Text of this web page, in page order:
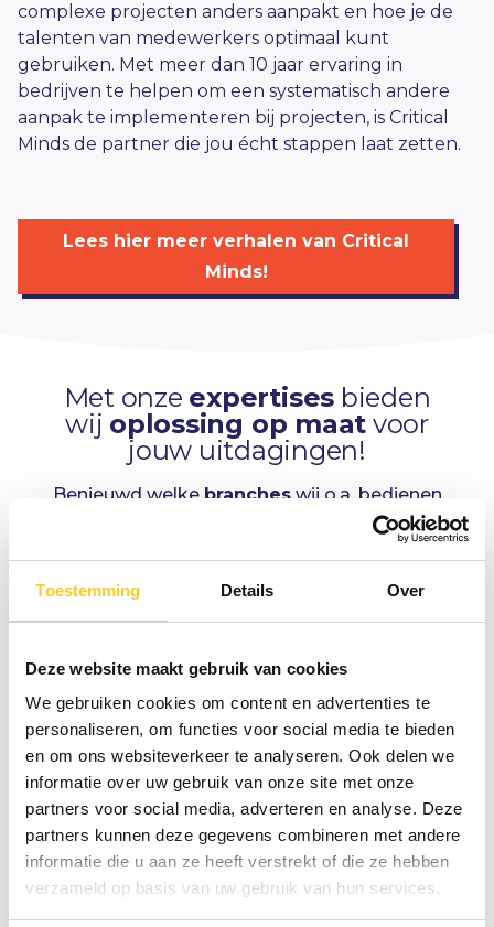
Toestemming Details Over
Deze website maakt gebruik van cookies
We gebruiken cookies om content en advertenties te
personaliseren, om functies voor social media te bieden
en om ons websiteverkeer te analyseren. Ook delen we
informatie over uw gebruik van onze site met onze
partners voor social media, adverteren en analyse. Deze
partners kunnen deze gegevens combineren met andere
informatie die u aan ze heeft verstrekt of die ze hebben
verzameld op basis van uw gebruik van hun services.
complexe projecten anders aanpakt en hoe je de
talenten van medewerkers optimaal kunt
gebruiken. Met meer dan 10 jaar ervaring in
bedrijven te helpen om een systematisch andere
aanpak te implementeren bij projecten, is Critical
Minds de partner die jou écht stappen laat zetten.
Lees hier meer verhalen van Critical
Minds!
Met onze expertises bieden
wij oplossing op maat voor
jouw uitdagingen!
Benieuwd welke brancheswij o.a. bedienen
Organisatie
ontwikkeling
Procesoptimalisatie